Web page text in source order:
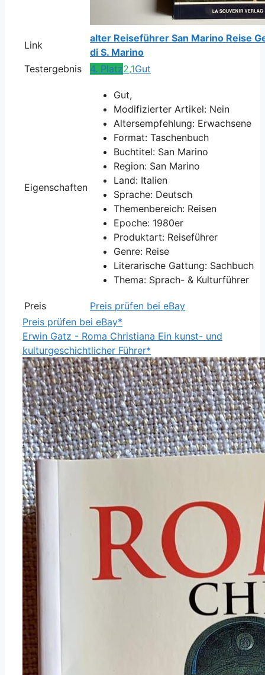
Link
alter Reiseführer San Marino Reise
di S. Marino
Testergebnis
4. Platz2,1Gut
Eigenschaften
Gut,
Modifizierter Artikel: Nein
Altersempfehlung: Erwachsene
Format: Taschenbuch
Buchtitel: San Marino
Region: San Marino
Land: Italien
Sprache: Deutsch
Themenbereich: Reisen
Epoche: 1980er
Produktart: Reiseführer
Genre: Reise
Literarische Gattung: Sachbuch
Thema: Sprach- & Kulturführer
Preis
Preis prüfen bei eBay
Preis prüfen bei eBay*
Erwin Gatz - Roma Christiana Ein kunst- und
kulturgeschichtlicher Führer*